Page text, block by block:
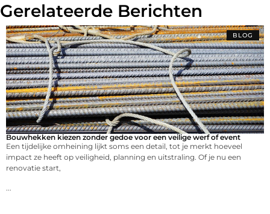
Gerelateerde Berichten
BLOG
Bouwhekken kiezen zonder gedoe voor een veilige werf of event
Een tijdelijke omheining lijkt soms een detail, tot je merkt hoeveel
impact ze heeft op veiligheid, planning en uitstraling. Of je nu een
renovatie start,